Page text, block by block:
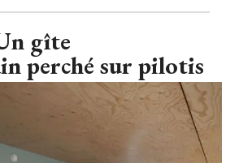
gîte
perché sur pilotis